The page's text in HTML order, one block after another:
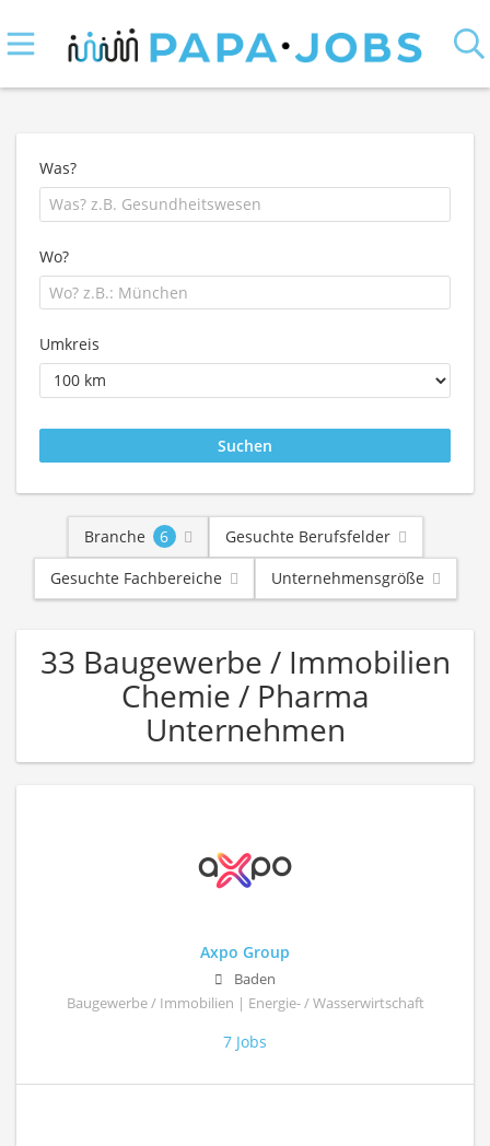
Was?
Wo?
Umkreis
Branche 6
Gesuchte Berufsfelder
Gesuchte Fachbereiche
Unternehmensgröße
33 Baugewerbe / Immobilien
Chemie / Pharma
Unternehmen
Axpo Group
Baden
Baugewerbe / Immobilien | Energie- / Wasserwirtschaft
7 Jobs